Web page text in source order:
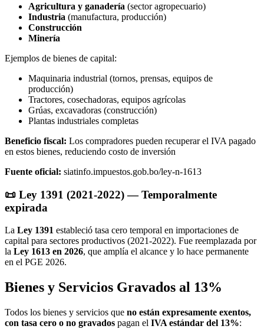
Agricultura y ganadería (sector agropecuario)
Industria (manufactura, producción)
Construcción
Minería
Ejemplos de bienes de capital:
Maquinaria industrial (tornos, prensas, equipos de
producción)
Tractores, cosechadoras, equipos agrícolas
Grúas, excavadoras (construcción)
Plantas industriales completas
Beneficio fiscal: Los compradores pueden recuperar el IVA pagado
en estos bienes, reduciendo costo de inversión
Fuente oficial: siatinfo.impuestos.gob.bo/ley-n-1613
📜 Ley 1391 (2021-2022) — Temporalmente
expirada
La Ley 1391 estableció tasa cero temporal en importaciones de
capital para sectores productivos (2021-2022). Fue reemplazada por
la Ley 1613 en 2026, que amplía el alcance y lo hace permanente
en el PGE 2026.
Bienes y Servicios Gravados al 13%
Todos los bienes y servicios que no están expresamente exentos,
con tasa cero o no gravados pagan el IVA estándar del 13%: